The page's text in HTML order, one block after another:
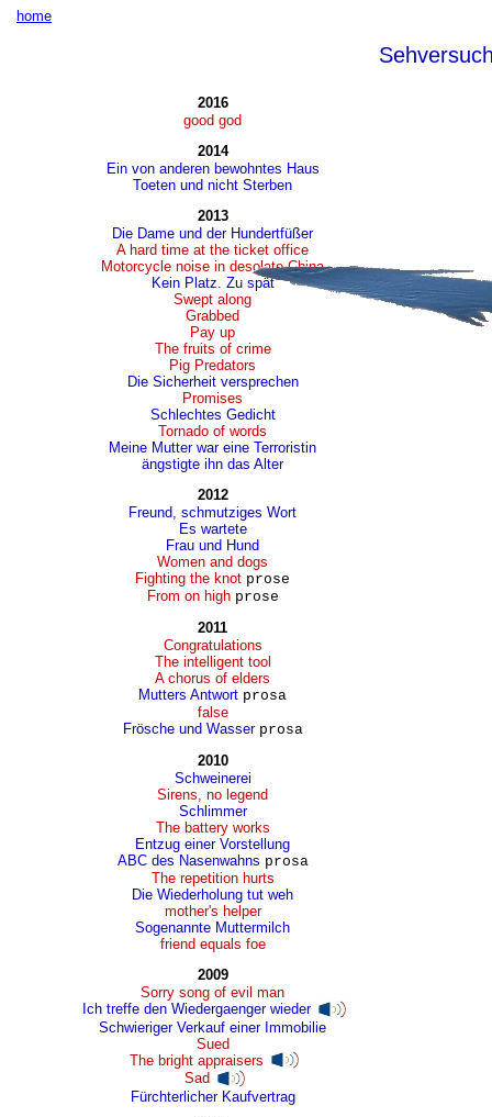
home
2016
good god
2014
Ein von anderen bewohntes Haus
Toeten und nicht Sterben
2013
Die Dame und der Hundertfüßer
A hard time at the ticket office
Motorcycle noise in desolate China
Kein Platz. Zu spät
Swept along
Grabbed
Pay up
The fruits of crime
Pig Predators
Die Sicherheit versprechen
Promises
Schlechtes Gedicht
Tornado of words
Meine Mutter war eine Terroristin
ängstigte ihn das Alter
2012
Freund, schmutziges Wort
Es wartete
Frau und Hund
Women and dogs
Fighting the knot prose
From on high prose
2011
Congratulations
The intelligent tool
A chorus of elders
Mutters Antwort prosa
false
Frösche und Wasser prosa
2010
Schweinerei
Sirens, no legend
Schlimmer
The battery works
Entzug einer Vorstellung
ABC des Nasenwahns prosa
The repetition hurts
Die Wiederholung tut weh
mother's helper
Sogenannte Muttermilch
friend equals foe
2009
Sorry song of evil man
Ich treffe den Wiedergaenger wieder
Schwieriger Verkauf einer Immobilie
Sued
The bright appraisers
Sad
Fürchterlicher Kaufvertrag